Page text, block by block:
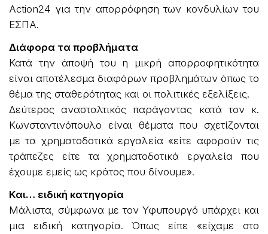
Action24 για την απορρόφηση των κονδυλίων του
ΕΣΠΑ.
Διάφορα τα προβλήματα
Κατά την άποψή του η μικρή απορροφητικότητα
είναι αποτέλεσμα διαφόρων προβλημάτων όπως το
θέμα της σταθερότητας και οι πολιτικές εξελίξεις.
Δεύτερος ανασταλτικός παράγοντας κατά τον κ.
Κωνσταντινόπουλο είναι θέματα που σχετίζονται
με τα χρηματοδοτικά εργαλεία «είτε αφορούν τις
τράπεζες είτε τα χρηματοδοτικά εργαλεία που
έχουμε εμείς ως κράτος που δίνουμε».
Και… ειδική κατηγορία
Μάλιστα, σύμφωνα με τον Υφυπουργό υπάρχει και
μια ειδική κατηγορία. Όπως είπε «είχαμε στο